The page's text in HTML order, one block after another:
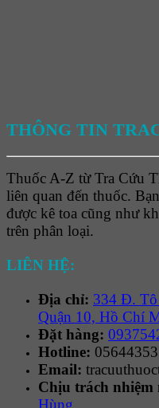
THÔNG TIN
Thuốc A-Z từ Tra Cứu
liên quan đến thuốc.
được kê toa cũng như
trên phân loại.
LIÊN HỆ:
Địa chỉ: 334 Đ. Tô
Quận 10, Hồ Chí
Đặt hàng:
Hotline:
Email:
Chịu trách nhiệm
Hùng